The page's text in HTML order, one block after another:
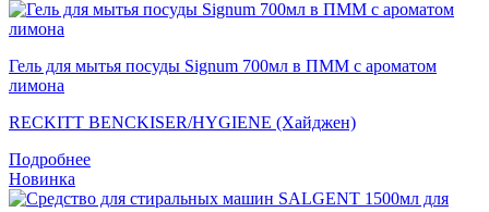
Гель для мытья посуды Signum 700мл в ПММ с ароматом
лимона
RECKITT BENCKISER/HYGIENE (Хайджен)
Подробнее
Новинка